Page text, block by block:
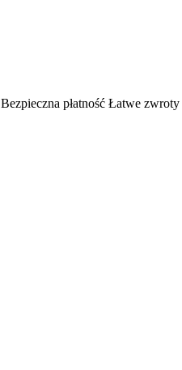
Bezpieczna płatność Łatwe zwroty